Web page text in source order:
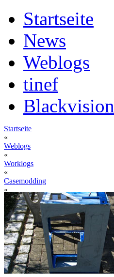
Startseite
News
Weblogs
tinef
Blackvision
Startseite
«
Weblogs
«
Worklogs
«
Casemodding
«
creezum